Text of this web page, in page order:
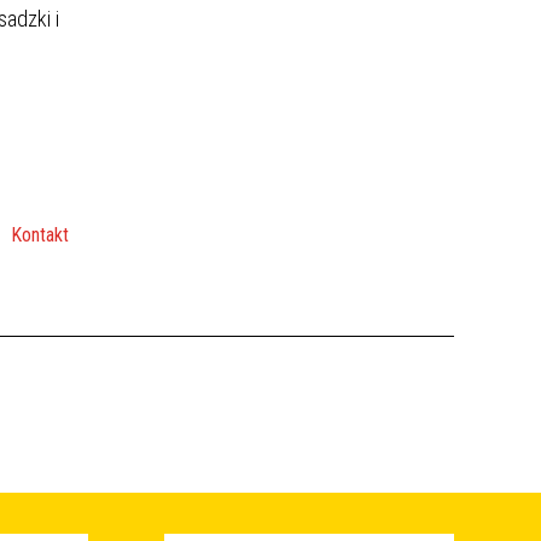
i
Kontakt